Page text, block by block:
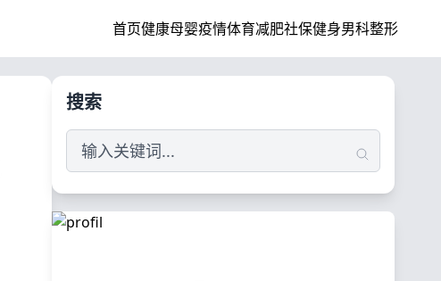
首页健康母婴疫情体育减肥社保健身男科整形
搜索